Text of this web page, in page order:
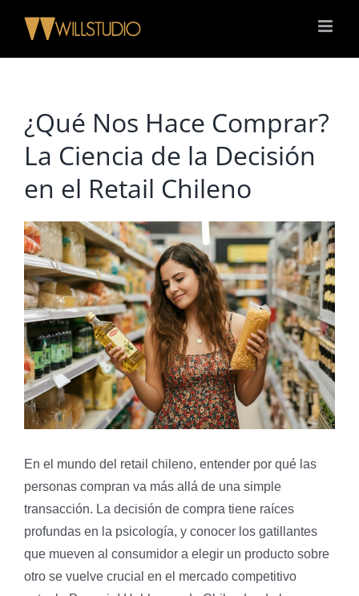
contenido
¿Qué Nos Hace Comprar?
La Ciencia de la Decisión
en el Retail Chileno
Ver
imagen
más
grande
En el mundo del retail chileno, entender por qué las
personas compran va más allá de una simple
transacción. La decisión de compra tiene raíces
profundas en la psicología, y conocer los gatillantes
que mueven al consumidor a elegir un producto sobre
otro se vuelve crucial en el mercado competitivo